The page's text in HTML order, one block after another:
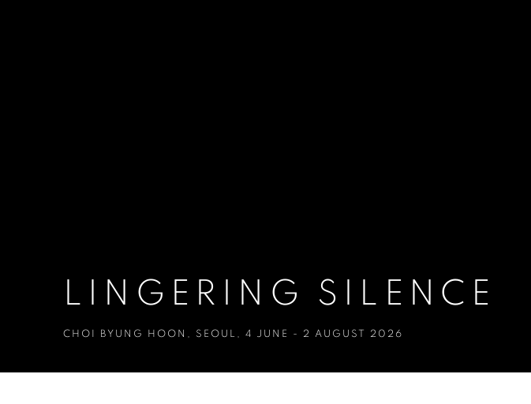
LINGERING SILENCE
CHOI BYUNG HOON , SEOUL , 4 JUNE - 2 AUGUST 2026